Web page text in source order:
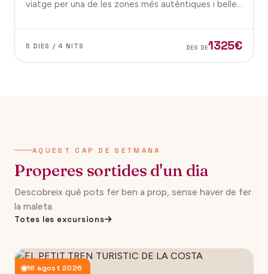
viatge per una de les zones més autèntiques i belles
Cadis i Màlaga. Vens amb nosaltres?
5 DIES / 4 NITS DES DE1325€
AQUEST CAP DE SETMANA
Properes sortides d'un dia
Descobreix què pots fer ben a prop, sense haver de fer
la maleta.
Totes les excursions
16 agost 2026